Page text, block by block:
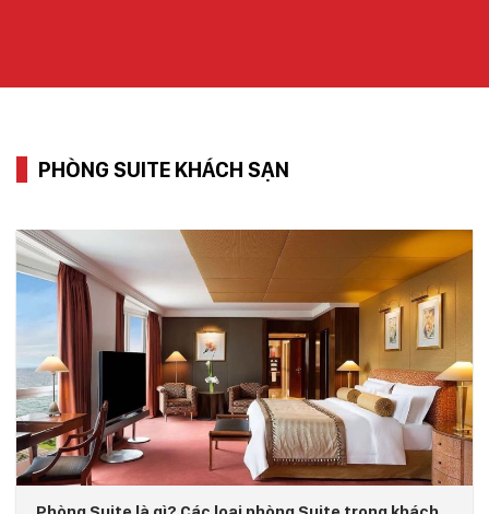
PHÒNG SUITE KHÁCH SẠN